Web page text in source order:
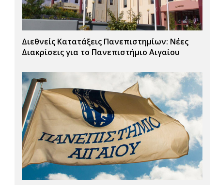
Διεθνείς Κατατάξεις Πανεπιστημίων: Νέες
Διακρίσεις για το Πανεπιστήμιο Αιγαίου